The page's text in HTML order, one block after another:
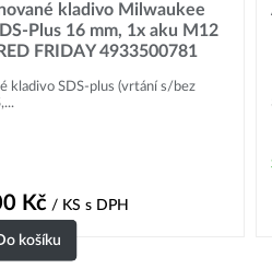
kladivo Milwaukee
Plus 16 mm, 1x aku M12
FRIDAY 4933500781
kladivo SDS-plus (vrtání s/bez
Kč/ KS s DPH
košíku